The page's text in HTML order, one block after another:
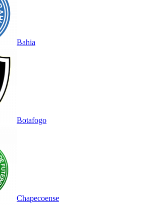
Bahia
Botafogo
Chapecoense